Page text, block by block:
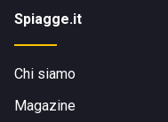
Spiagge.it
Chi siamo
Magazine